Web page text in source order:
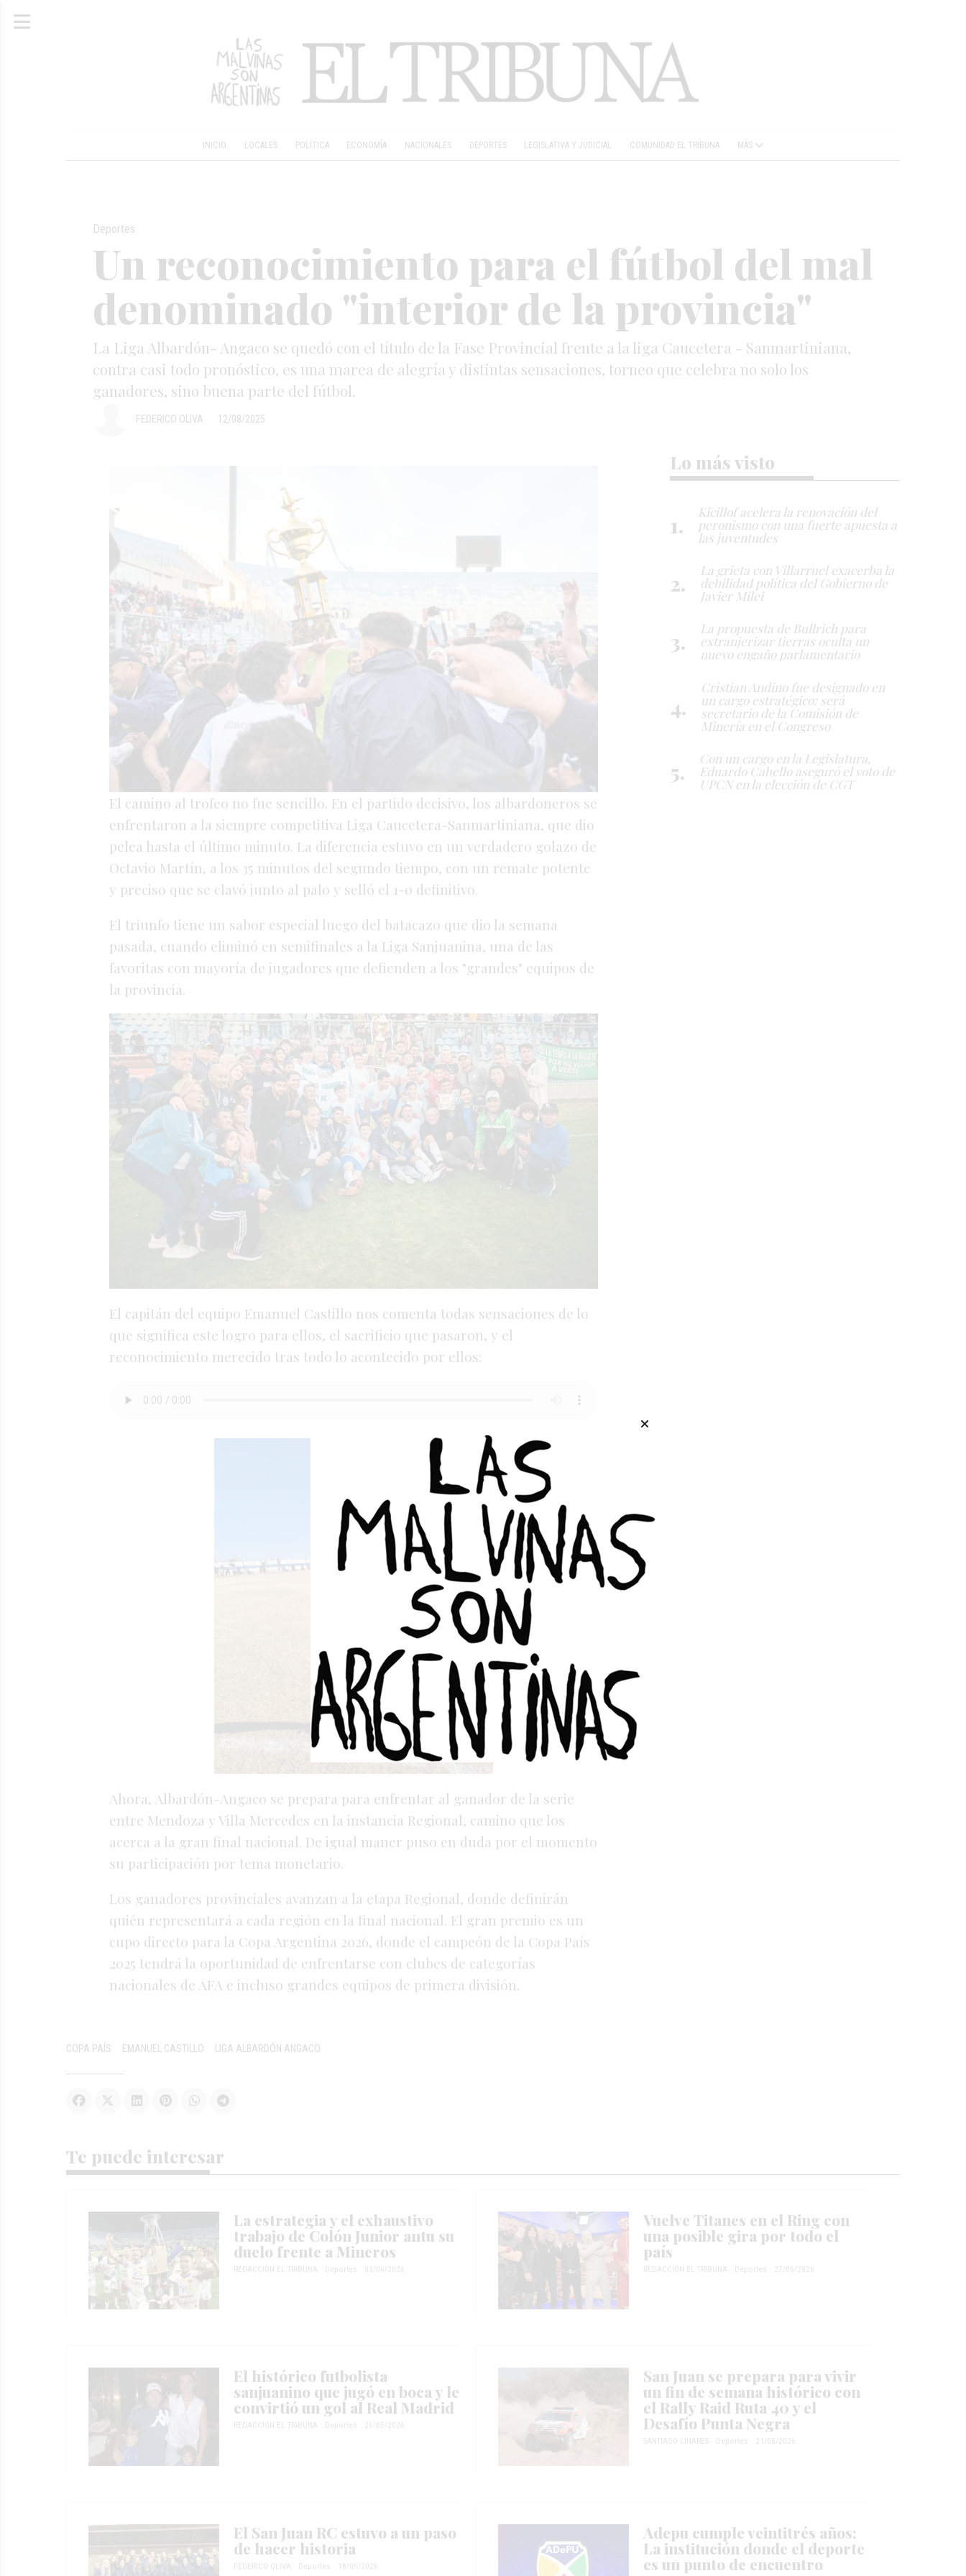
INICIO LOCALES POLÍTICA ECONOMÍA NACIONALES DEPORTES LEGISLATIVA Y JUDICIAL COMUNIDAD EL TRIBUNA MÁS
Un reconocimiento para el fútbol del mal
denominado "interior de la provincia"
La Liga Albardón- Angaco se quedó con el título de la Fase Provincial frente a la liga Caucetera - Sanmartiniana,
contra casi todo pronóstico, es una marea de alegría y distintas sensaciones, torneo que celebra no solo los
ganadores, sino buena parte del fútbol.
Deportes
12/08/2025
FEDERICO OLIVA
El camino al trofeo no fue sencillo. En el partido decisivo, los albardoneros se
enfrentaron a la siempre competitiva Liga Caucetera-Sanmartiniana, que dio
pelea hasta el último minuto. La diferencia estuvo en un verdadero golazo de
Octavio Martín, a los 35 minutos del segundo tiempo, con un remate potente
y preciso que se clavó junto al palo y selló el 1-0 definitivo.
El triunfo tiene un sabor especial luego del batacazo que dio la semana
pasada, cuando eliminó en semifinales a la Liga Sanjuanina, una de las
favoritas con mayoría de jugadores que defienden a los "grandes" equipos de
la provincia.
El capitán del equipo Emanuel Castillo nos comenta todas sensaciones de lo
que significa este logro para ellos, el sacrificio que pasaron, y el
reconocimiento merecido tras todo lo acontecido por ellos:
Ahora, Albardón-Angaco se prepara para enfrentar al ganador de la serie
entre Mendoza y Villa Mercedes en la instancia Regional, camino que los
acerca a la gran final nacional. De igual maner puso en duda por el momento
su participación por tema monetario.
Los ganadores provinciales avanzan a la etapa Regional, donde definirán
quién representará a cada región en la final nacional. El gran premio es un
cupo directo para la Copa Argentina 2026, donde el campeón de la Copa País
2025 tendrá la oportunidad de enfrentarse con clubes de categorías
nacionales de AFA e incluso grandes equipos de primera división.
COPA PAÍS EMANUEL CASTILLO LIGA ALBARDÓN ANGACO
Te puede interesar
La estrategia y el exhaustivo
trabajo de Colón Junior antu su
duelo frente a Mineros
REDACCIÓN EL TRIBUNA Deportes 03/06/2026
Vuelve Titanes en el Ring con
una posible gira por todo el
país
REDACCIÓN EL TRIBUNA Deportes 27/05/2026
El histórico futbolista
sanjuanino que jugó en boca y le
convirtió un gol al Real Madrid
REDACCIÓN EL TRIBUNA Deportes 26/05/2026
San Juan se prepara para vivir
un fin de semana histórico con
el Rally Raid Ruta 40 y el
Desafío Punta Negra
SANTIAGO LINARES Deportes 21/05/2026
El San Juan RC estuvo a un paso
de hacer historia
FEDERICO OLIVA Deportes 18/05/2026
Adepu cumple veintitrés años:
La institución donde el deporte
es un punto de encuentro
Lo más visto
Kicillof acelera la renovación del
peronismo con una fuerte apuesta a
las juventudes
La grieta con Villarruel exacerba la
debilidad política del Gobierno de
Javier Milei
La propuesta de Bullrich para
extranjerizar tierras oculta un
nuevo engaño parlamentario
Cristian Andino fue designado en
un cargo estratégico: será
secretario de la Comisión de
Minería en el Congreso
Con un cargo en la Legislatura,
Eduardo Cabello aseguró el voto de
UPCN en la elección de CGT